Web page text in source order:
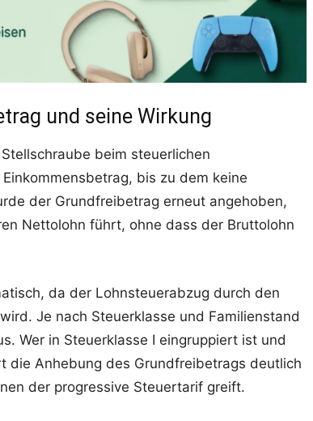
und seine Wirkung
beim steuerlichen
bis zu dem keine
der Grundfreibetrag erneut angehoben,
Nettolohn führt, ohne dass der Bruttolohn
da der Lohnsteuerabzug durch den
Je nach Steuerklasse und Familienstand
Wer in Steuerklasse I eingruppiert ist und
die Anhebung des Grundfreibetrags deutlich
der progressive Steuertarif greift.